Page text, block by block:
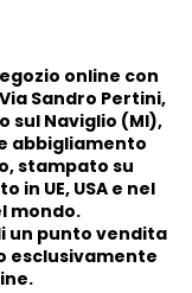
online con
Sandro Pertini,
sul Naviglio (MI),
abbigliamento
stampato su
in UE, USA e nel
mondo.
un punto vendita
esclusivamente